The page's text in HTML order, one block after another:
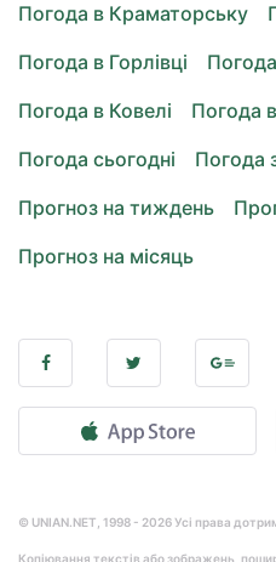
Погода в Краматорську
Погода в Горлівці
Погода в Ковелі
Погода
Погода сьогодні
Погода
Прогноз на тиждень
Прогноз на місяць
© UNIAN.NET, 1998 - 2026 Усі права
Копіювання текстів або зображень,